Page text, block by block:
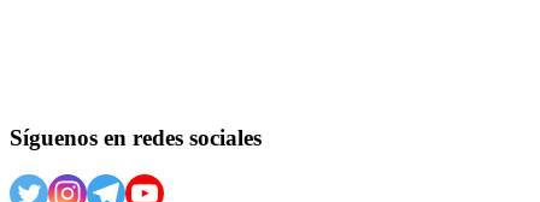
Síguenos en redes sociales